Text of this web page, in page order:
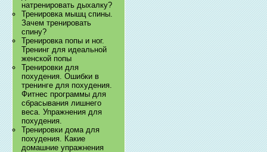
натренировать дыхалку?
Тренировка мышц спины.
Зачем тренировать
спину?
Тренировка попы и ног.
Тренинг для идеальной
женской попы
Тренировки для
похудения. Ошибки в
тренинге для похудения.
Фитнес программы для
сбрасывания лишнего
веса. Упражнения для
похудения.
Тренировки дома для
похудения. Какие
домашние упражнения